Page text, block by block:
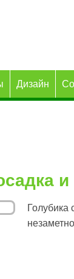
Голубика
Дизайн